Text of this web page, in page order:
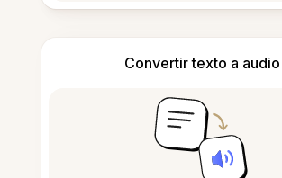
Convertir texto a audio